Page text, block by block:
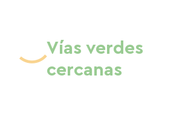
Vías verdes
cercanas